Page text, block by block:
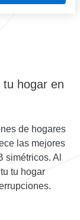
hogar en
de hogares
las mejores
simétricos. Al
tu hogar